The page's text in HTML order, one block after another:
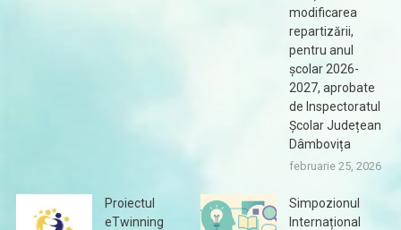
modificarea
repartizării,
pentru anul
școlar 2026-
2027, aprobate
de Inspectoratul
Școlar Județean
Dâmbovița
februarie 25, 2026
Proiectul
eTwinning
Simpozionul
Internațional